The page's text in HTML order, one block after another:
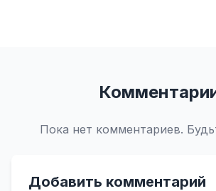
Пока нет комментариев.
Добавить комментарий